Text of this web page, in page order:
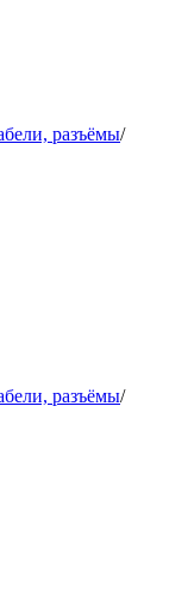
разъёмы/
разъёмы/